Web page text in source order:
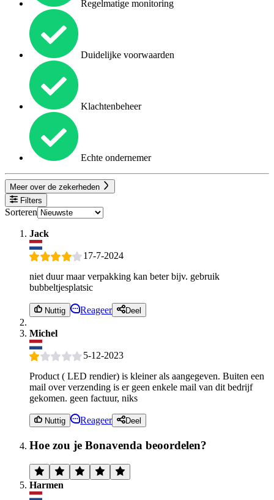
Regelmatige monitoring
Duidelijke voorwaarden
Klachtenbeheer
Echte ondernemer
Meer over de zekerheden
Filters
Sorteren
Jack
17-7-2024
niet duur maar verpakking kan beter bijv. gebruik
bubbeltjesplatsic
Nuttig Reageer Deel
Michel
5-12-2023
Product ( LED rendier) is kleiner als aangegeven. Buiten een
mail over verzending is er geen enkele mail van dit bedrijf
gekomen. geen factuur, niks
Nuttig Reageer Deel
Hoe zou je Bonavenda beoordelen?
Harmen